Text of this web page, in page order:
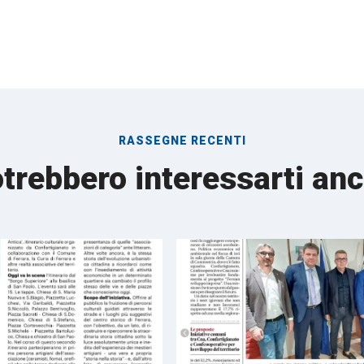
RASSEGNE RECENTI
interessarti